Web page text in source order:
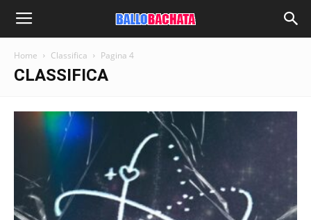
Home Classifica Pagina 4
CLASSIFICA